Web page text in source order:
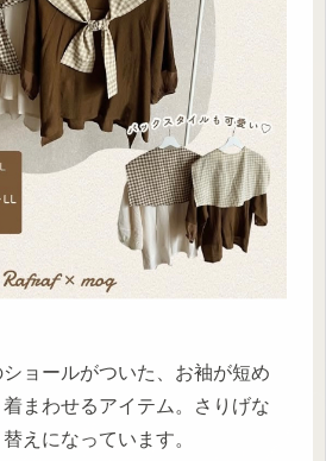
ョールがついた、お袖が短め
まわせるアイテム。さりげな
えになっています。